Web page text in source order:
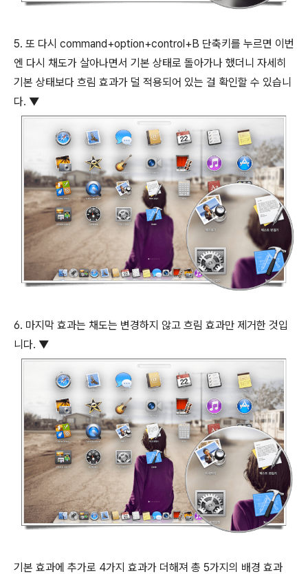
5. 또 다시 command+option+control+B 단축키를 누르면 이번
엔 다시 채도가 살아나면서 기본 상태로 돌아가나 했더니 자세히
기본 상태보다 흐림 효과가 덜 적용되어 있는 걸 확인할 수 있습니
다. ▼
6. 마지막 효과는 채도는 변경하지 않고 흐림 효과만 제거한 것입
니다. ▼
기본 효과에 추가로 4가지 효과가 더해져 총 5가지의 배경 효과